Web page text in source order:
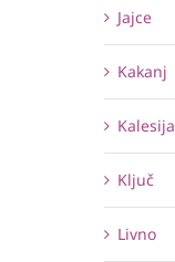
Jajce
Kakanj
Kalesija
Ključ
Livno